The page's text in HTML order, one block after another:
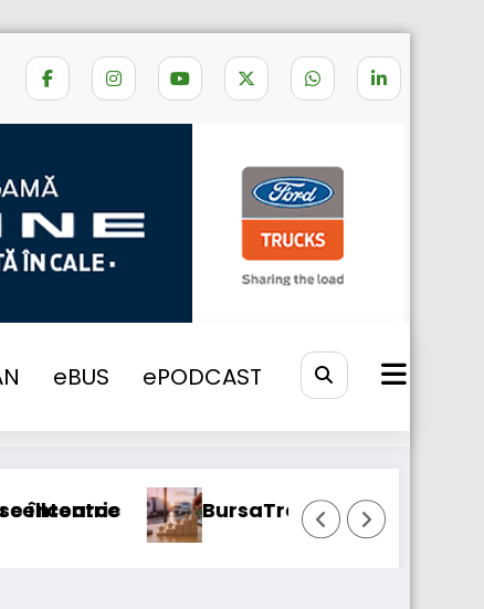
eBUS ePODCAST
camioane noi S-Way companiei RTS
introduce o nouă funcționalitate
Daimler Truck